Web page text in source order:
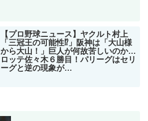
【プロ野球ニュース】ヤクルト村上
「三冠王の可能性⁉︎」阪神は「大山様
から大山！」巨人が何故苦しいのか…
ロッテ佐々木６勝目！パリーグはセリ
ーグと逆の現象が…